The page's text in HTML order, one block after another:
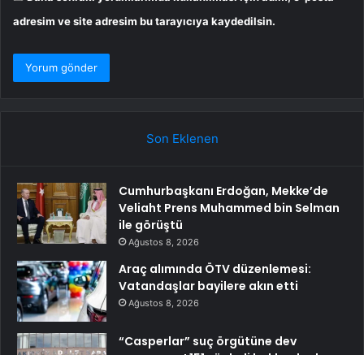
adresim ve site adresim bu tarayıcıya kaydedilsin.
Son Eklenen
Cumhurbaşkanı Erdoğan, Mekke’de
Veliaht Prens Muhammed bin Selman
ile görüştü
Ağustos 8, 2026
Araç alımında ÖTV düzenlemesi:
Vatandaşlar bayilere akın etti
Ağustos 8, 2026
“Casperlar” suç örgütüne dev